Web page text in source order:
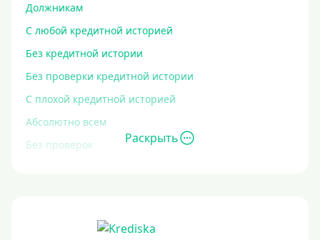
Должникам
С любой кредитной историей
Без кредитной истории
Без проверки кредитной истории
С плохой кредитной историей
Абсолютно всем
Без проверок
С просрочками
Раскрыть